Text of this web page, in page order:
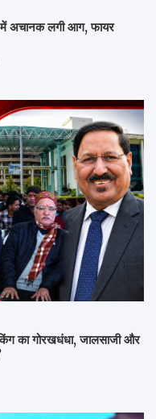
में अचानक लगी आग, फायर
गोरखधंधा, जालसाजी और